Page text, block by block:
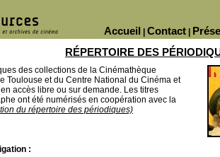
Contact
Accueil
RÉPERTOIRE DES
des collections de la Cinémathèque
Toulouse et du Centre National du Cinéma et
accès libre ou sur demande. Les titres
ont été numérisés en coopération avec la
du répertoire des périodiques)
: